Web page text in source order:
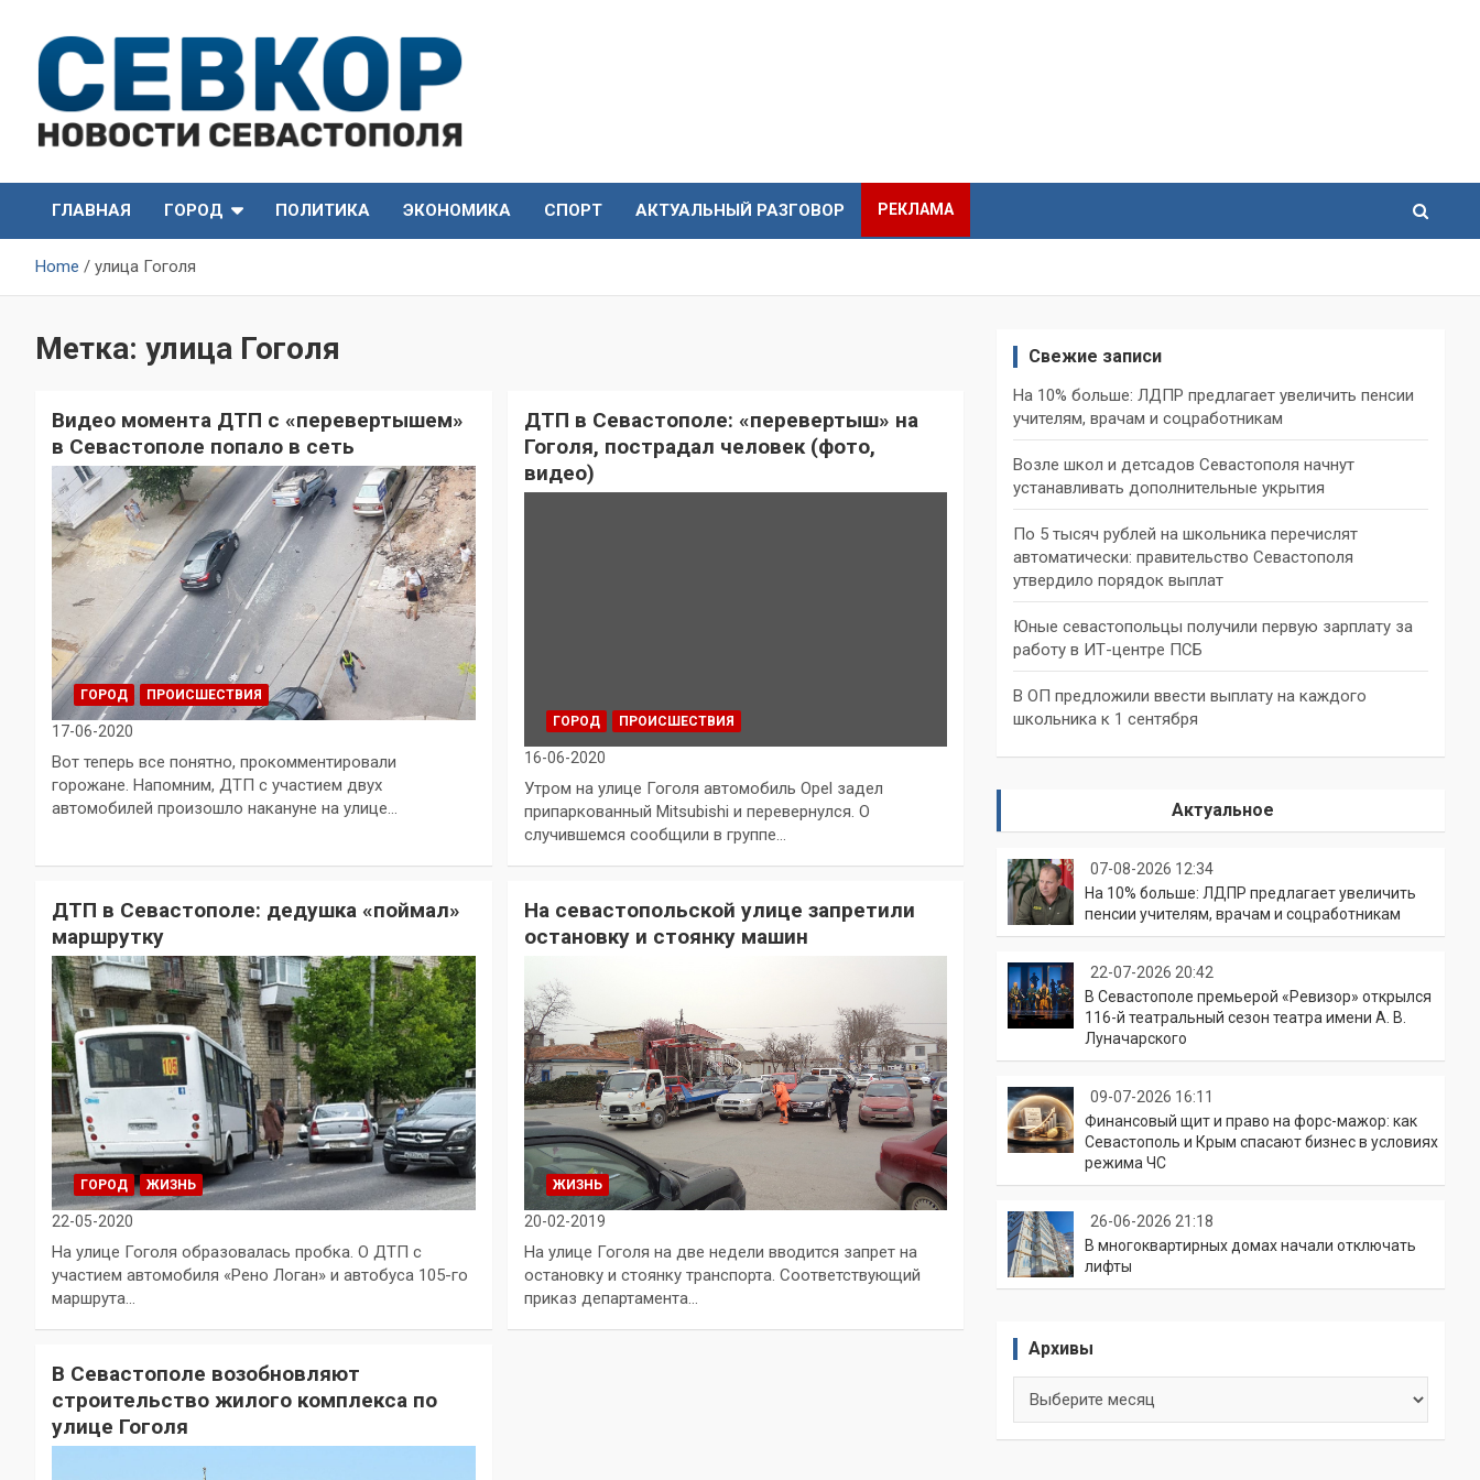
content
СевКор — Новости
Севастополя
Севастополя
ГЛАВНАЯ
ГОРОД ПОЛИТИКА ЭКОНОМИКА СПОРТ АКТУАЛЬНЫЙ РАЗГОВОР РЕКЛАМА
Home улица Гоголя
Метка: улица Гоголя
Видео момента ДТП с «перевертышем»
в Севастополе попало в сеть
ГОРОД ПРОИСШЕСТВИЯ
17-06-2020
Вот теперь все понятно, прокомментировали
горожане. Напомним, ДТП с участием двух
автомобилей произошло накануне на улице…
ДТП в Севастополе: «перевертыш» на
Гоголя, пострадал человек (фото,
видео)
ГОРОД ПРОИСШЕСТВИЯ
16-06-2020
Утром на улице Гоголя автомобиль Opel задел
припаркованный Mitsubishi и перевернулся. О
случившемся сообщили в группе…
ДТП в Севастополе: дедушка «поймал»
маршрутку
ГОРОД ЖИЗНЬ
22-05-2020
На улице Гоголя образовалась пробка. О ДТП с
участием автомобиля «Рено Логан» и автобуса 105-го
маршрута…
На севастопольской улице запретили
остановку и стоянку машин
ЖИЗНЬ
20-02-2019
На улице Гоголя на две недели вводится запрет на
остановку и стоянку транспорта. Соответствующий
приказ департамента…
В Севастополе возобновляют
строительство жилого комплекса по
улице Гоголя
Свежие записи
На 10% больше: ЛДПР предлагает увеличить пенсии
учителям, врачам и соцработникам
Возле школ и детсадов Севастополя начнут
устанавливать дополнительные укрытия
По 5 тысяч рублей на школьника перечислят
автоматически: правительство Севастополя
утвердило порядок выплат
Юные севастопольцы получили первую зарплату за
работу в ИТ-центре ПСБ
В ОП предложили ввести выплату на каждого
школьника к 1 сентября
Актуальное
07-08-2026 12:34
На 10% больше: ЛДПР предлагает увеличить
пенсии учителям, врачам и соцработникам
22-07-2026 20:42
В Севастополе премьерой «Ревизор» открылся
116-й театральный сезон театра имени А. В.
Луначарского
09-07-2026 16:11
Финансовый щит и право на форс-мажор: как
Севастополь и Крым спасают бизнес в условиях
режима ЧС
26-06-2026 21:18
В многоквартирных домах начали отключать
лифты
Архивы